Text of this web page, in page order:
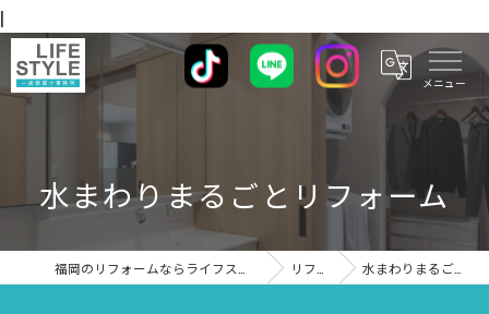
|
水まわりまるごとリフォーム
リフォーム 水まわりまるごとリフォーム